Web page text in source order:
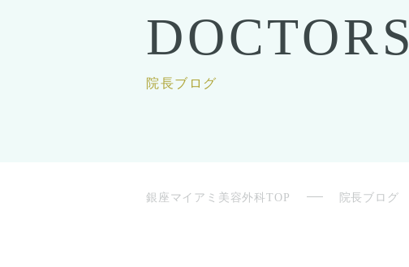
DOCTORS
院長ブログ
銀座マイアミ美容外科TOP 院長ブログ